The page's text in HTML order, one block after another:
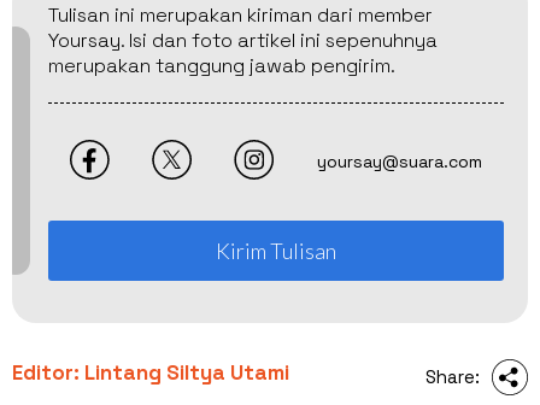
Tulisan ini merupakan kiriman dari member
Yoursay. Isi dan foto artikel ini sepenuhnya
merupakan tanggung jawab pengirim.
yoursay@suara.com
Kirim Tulisan
Editor: Lintang Siltya Utami Share: